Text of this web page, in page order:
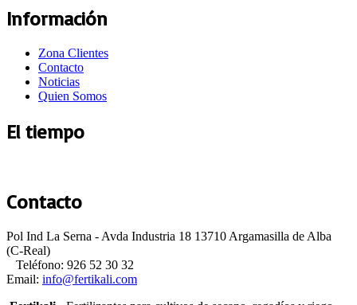
Información
Zona Clientes
Contacto
Noticias
Quien Somos
El tiempo
Contacto
Pol Ind La Serna - Avda Industria 18 13710 Argamasilla de Alba
(C-Real)
Teléfono: 926 52 30 32
Email: